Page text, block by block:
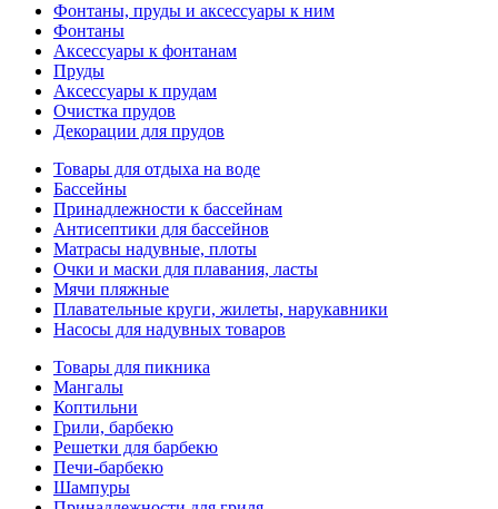
Фонтаны, пруды и аксессуары к ним
Фонтаны
Аксессуары к фонтанам
Пруды
Аксессуары к прудам
Очистка прудов
Декорации для прудов
Товары для отдыха на воде
Бассейны
Принадлежности к бассейнам
Антисептики для бассейнов
Матраcы надувные, плоты
Очки и маски для плавания, ласты
Мячи пляжные
Плавательные круги, жилеты, нарукавники
Насосы для надувных товаров
Товары для пикника
Мангалы
Коптильни
Грили, барбекю
Решетки для барбекю
Печи-барбекю
Шампуры